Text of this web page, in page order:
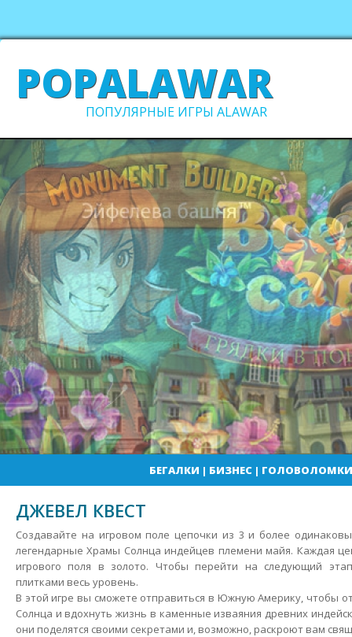
POPALAWAR
ПОПУЛЯРНЫЕ ИГРЫ ALAWAR
БЕГАЛКИ | БИЗНЕС| ГОЛОВОЛОМКИ
ДЖЕВЕЛ КВЕСТ
Создавайте на игровом поле цепочки из 3 и более
легендарные Храмы Солнца индейцев племени майя. Каждая
игрового поля в золото. Чтобы перейти на следующий
плитками весь уровень.
В этой игре вы сможете отправиться в Южную Америку, чтобы
Солнца и вдохнуть жизнь в каменные изваяния древних
они поделятся своими секретами и, возможно, раскроют вам